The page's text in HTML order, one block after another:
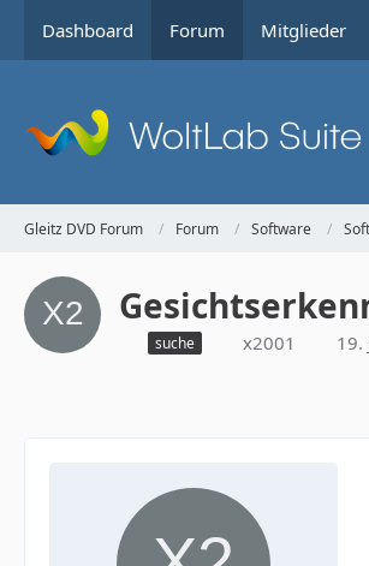
Dashboard Forum Mitglieder
Gleitz DVD Forum Forum Software
suche x2001 19.